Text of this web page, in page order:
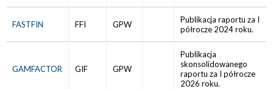
FASTFIN FFI GPW
Publikacja raportu za I
półrocze 2024 roku.
GAMFACTOR GIF GPW
Publikacja
skonsolidowanego
raportu za I półrocze
2026 roku.